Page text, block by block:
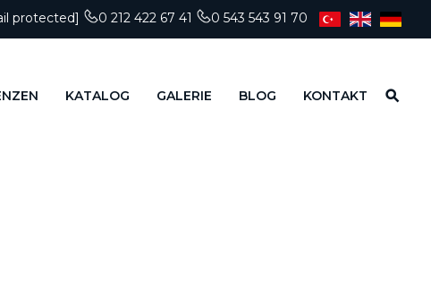
protected] 0 212 422 67 41 0 543 543 91 70
KATALOG GALERIE BLOG KONTAKT